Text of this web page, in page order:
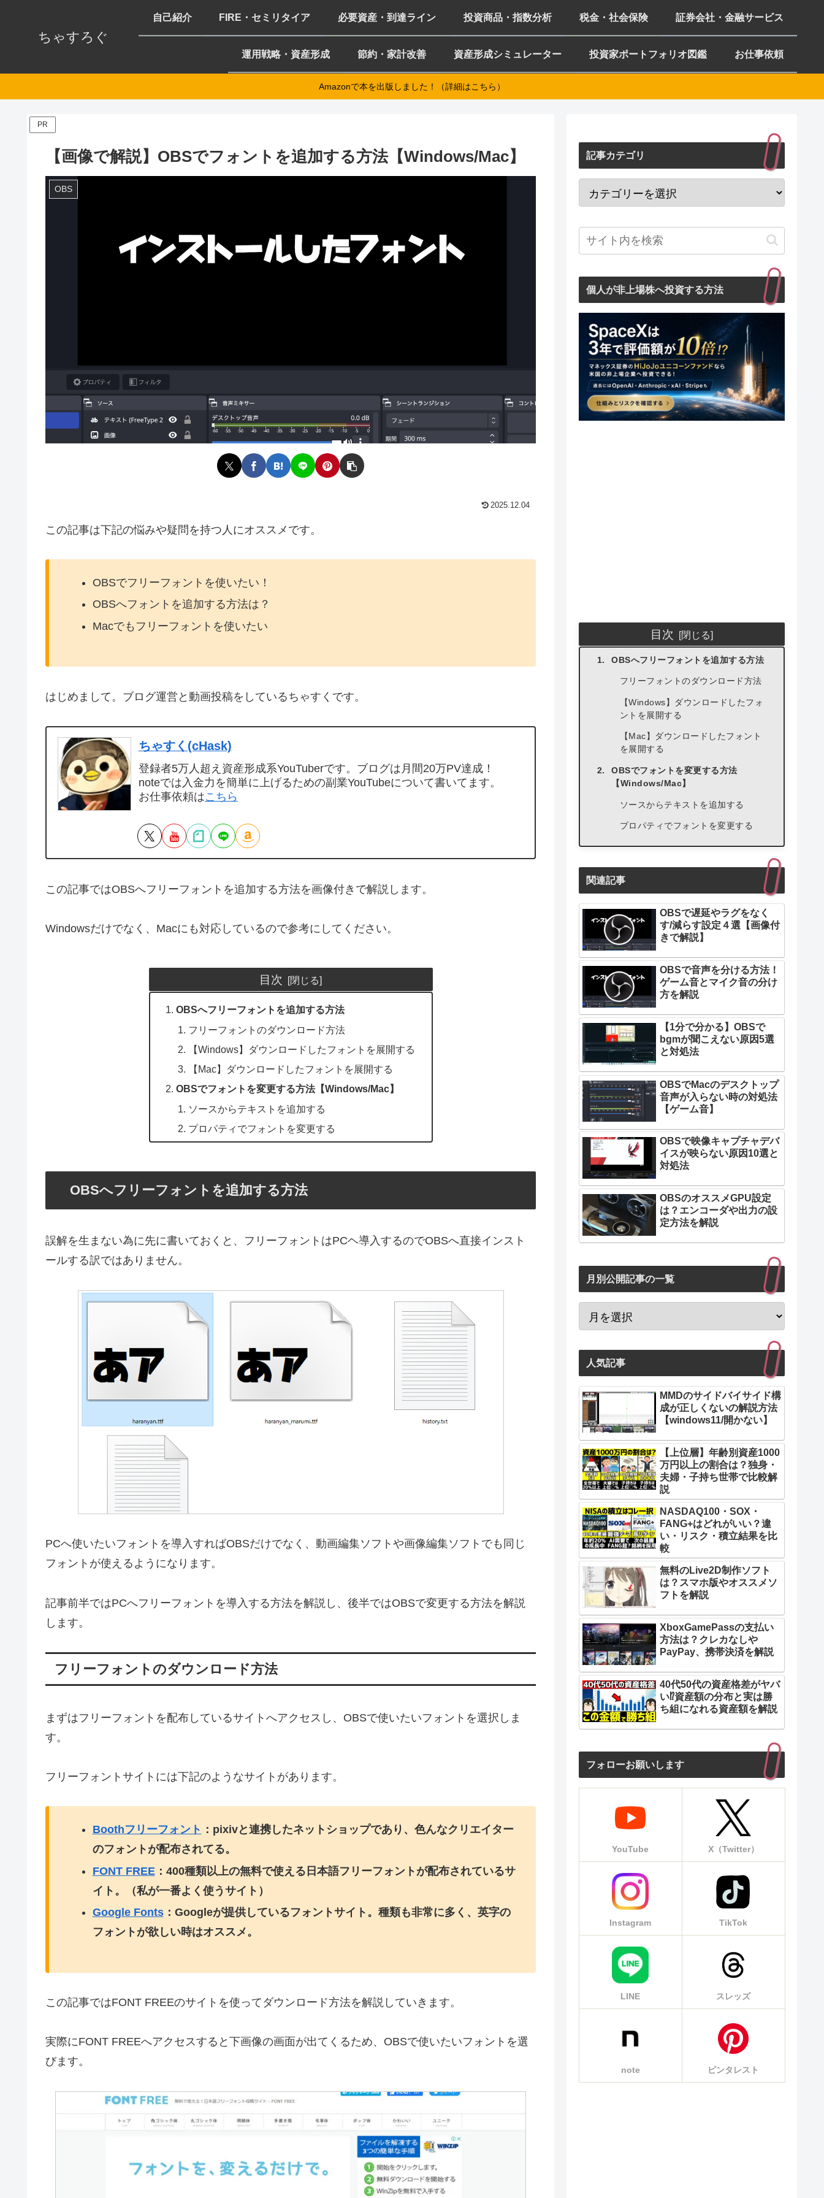
ちゃすろぐ
自己紹介 FIRE・セミリタイア 必要資産・到達ライン 投資商品・指数分析 税金・社会保険 証券会社・金融サービス
運用戦略・資産形成 節約・家計改善 資産形成シミュレーター 投資家ポートフォリオ図鑑 お仕事依頼
Amazonで本を出版しました！（詳細はこちら）
PR
【画像で解説】OBSでフォントを追加する方法【Windows/Mac】
OBS
2025.12.04
この記事は下記の悩みや疑問を持つ人にオススメです。
OBSでフリーフォントを使いたい！
OBSへフォントを追加する方法は？
Macでもフリーフォントを使いたい
はじめまして。ブログ運営と動画投稿をしているちゃすくです。
ちゃすく(cHask)
登録者5万人超え資産形成系YouTuberです。ブログは月間20万PV達成！
noteでは入金力を簡単に上げるための副業YouTubeについて書いてます。
お仕事依頼はこちら
この記事ではOBSへフリーフォントを追加する方法を画像付きで解説します。
Windowsだけでなく、Macにも対応しているので参考にしてください。
目次
OBSへフリーフォントを追加する方法
フリーフォントのダウンロード方法
【Windows】ダウンロードしたフォントを展開する
【Mac】ダウンロードしたフォントを展開する
OBSでフォントを変更する方法【Windows/Mac】
ソースからテキストを追加する
プロパティでフォントを変更する
OBSへフリーフォントを追加する方法
誤解を生まない為に先に書いておくと、フリーフォントはPCヘ導入するのでOBSへ直接インスト
ールする訳ではありません。
PCへ使いたいフォントを導入すればOBSだけでなく、動画編集ソフトや画像編集ソフトでも同じ
フォントが使えるようになります。
記事前半ではPCへフリーフォントを導入する方法を解説し、後半ではOBSで変更する方法を解説
します。
フリーフォントのダウンロード方法
まずはフリーフォントを配布しているサイトへアクセスし、OBSで使いたいフォントを選択しま
す。
フリーフォントサイトには下記のようなサイトがあります。
Boothフリーフォント ：pixivと連携したネットショップであり、色んなクリエイター
のフォントが配布されてる。
FONT FREE：400種類以上の無料で使える日本語フリーフォントが配布されているサ
イト。（私が一番よく使うサイト）
Google Fonts：Googleが提供しているフォントサイト。種類も非常に多く、英字の
フォントが欲しい時はオススメ。
この記事ではFONT FREEのサイトを使ってダウンロード方法を解説していきます。
実際にFONT FREEへアクセスすると下画像の画面が出てくるため、OBSで使いたいフォントを選
びます。
記事カテゴリ
個人が非上場株へ投資する方法
目次
OBSへフリーフォントを追加する方法
フリーフォントのダウンロード方法
【Windows】ダウンロードしたフォ
ントを展開する
【Mac】ダウンロードしたフォント
を展開する
OBSでフォントを変更する方法
【Windows/Mac】
ソースからテキストを追加する
プロパティでフォントを変更する
関連記事
OBSで遅延やラグをなく
す/減らす設定４選【画像付
きで解説】
OBSで音声を分ける方法！
ゲーム音とマイク音の分け
方を解説
【1分で分かる】OBSで
bgmが聞こえない原因5選
と対処法
OBSでMacのデスクトップ
音声が入らない時の対処法
【ゲーム音】
OBSで映像キャプチャデバ
イスが映らない原因10選と
対処法
OBSのオススメGPU設定
は？エンコーダや出力の設
定方法を解説
月別公開記事の一覧
人気記事
MMDのサイドバイサイド構
成が正しくないの解説方法
【windows11/開かない】
【上位層】年齢別資産1000
万円以上の割合は？独身・
夫婦・子持ち世帯で比較解
説
NASDAQ100・SOX・
FANG+はどれがいい？違
い・リスク・積立結果を比
較
無料のLive2D制作ソフト
は？スマホ版やオススメソ
フトを解説
XboxGamePassの支払い
方法は？クレカなしや
PayPay、携帯決済を解説
40代50代の資産格差がヤバ
い⁉︎資産額の分布と実は勝
ち組になれる資産額を解説
フォローお願いします
YouTube X（Twitter）
Instagram TikTok
LINE スレッズ
note ピンタレスト